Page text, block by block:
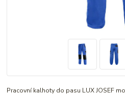
Pracovní kalhoty do pasu LUX JOSEF